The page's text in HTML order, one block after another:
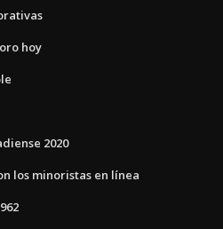
hoy
2020
los minoristas en línea